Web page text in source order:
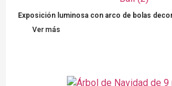
Exposición luminosa con arco de bolas
Ver más